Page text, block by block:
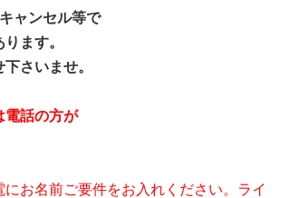
ャンセル等で
ます。
さいませ。
話の方が
にお名前ご要件をお入れください。 ライ